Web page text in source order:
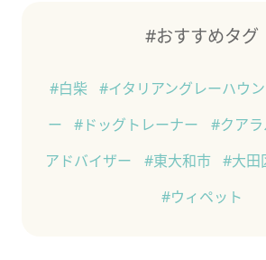
#おすすめタグ
#白柴 #イタリアングレーハウ
ー
#ドッグトレーナー #クア
アドバイザー
#東大和市 #大田
#ウィペット